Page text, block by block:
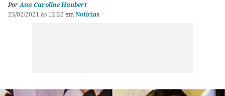
PorAna Caroline Haubert
23/02/2021 às 12:22 emNotícias